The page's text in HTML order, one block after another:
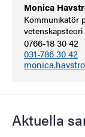
Monica
Kommunikatör
vetenskapsteori
0766-18 30 42
031-786 30 42
Aktuella